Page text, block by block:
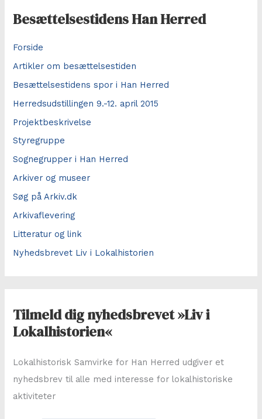
f
e
r
:
Besættelsestidens Han Herred
Forside
Artikler om besættelsestiden
Besættelsestidens spor i Han Herred
Herredsudstillingen 9.-12. april 2015
Projektbeskrivelse
Styregruppe
Sognegrupper i Han Herred
Arkiver og museer
Søg på Arkiv.dk
Arkivaflevering
Litteratur og link
Nyhedsbrevet Liv i Lokalhistorien
Tilmeld dig nyhedsbrevet »Liv i
Lokalhistorien«
Lokalhistorisk Samvirke for Han Herred udgiver et
nyhedsbrev til alle med interesse for lokalhistoriske
aktiviteter